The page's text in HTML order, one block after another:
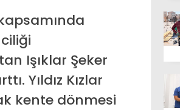
Işıklar Şeker
Yıldız Kızlar
kente dönmesi